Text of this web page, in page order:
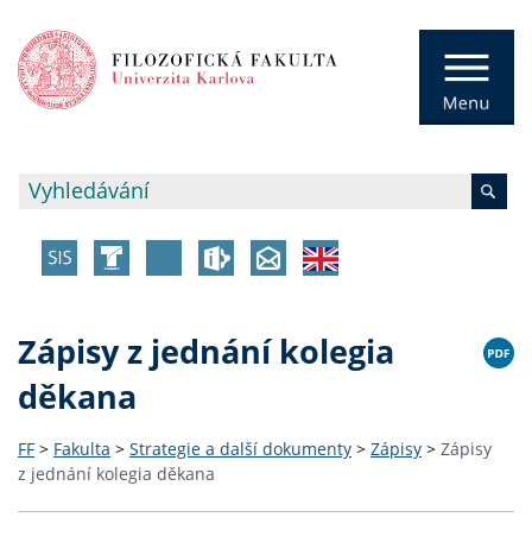
Zápisy z jednání kolegia
děkana
FF > Fakulta > Strategie a další dokumenty > Zápisy > Zápisy
z jednání kolegia děkana